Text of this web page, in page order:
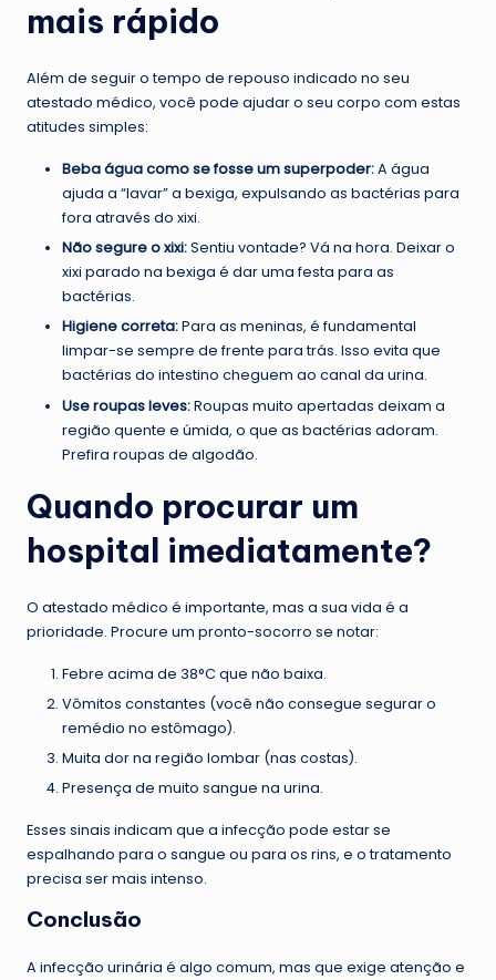
mais rápido
Além de seguir o tempo de repouso indicado no seu
atestado médico, você pode ajudar o seu corpo com estas
atitudes simples:
Beba água como se fosse um superpoder:A água
ajuda a “lavar” a bexiga, expulsando as bactérias para
fora através do xixi.
Não segure o xixi:Sentiu vontade? Vá na hora. Deixar o
xixi parado na bexiga é dar uma festa para as
bactérias.
Higiene correta:Para as meninas, é fundamental
limpar-se sempre de frente para trás. Isso evita que
bactérias do intestino cheguem ao canal da urina.
Use roupas leves:Roupas muito apertadas deixam a
região quente e úmida, o que as bactérias adoram.
Prefira roupas de algodão.
Quando procurar um
hospital imediatamente?
O atestado médico é importante, mas a sua vida é a
prioridade. Procure um pronto-socorro se notar:
Febre acima de 38°C que não baixa.
Vômitos constantes (você não consegue segurar o
remédio no estômago).
Muita dor na região lombar (nas costas).
Presença de muito sangue na urina.
Esses sinais indicam que a infecção pode estar se
espalhando para o sangue ou para os rins, e o tratamento
precisa ser mais intenso.
Conclusão
A infecção urinária é algo comum, mas que exige atenção e